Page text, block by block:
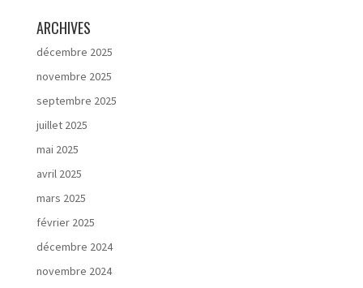
ARCHIVES
décembre 2025
novembre 2025
septembre 2025
juillet 2025
mai 2025
avril 2025
mars 2025
février 2025
décembre 2024
novembre 2024